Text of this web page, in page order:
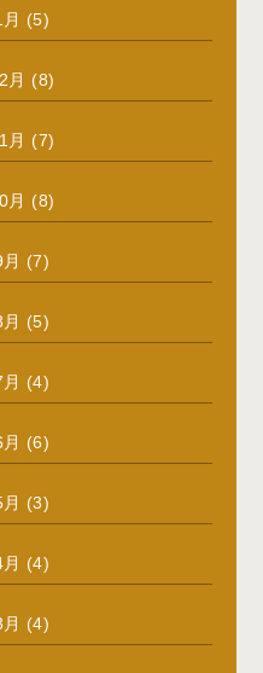
(5)
月 (8)
月 (7)
月 (8)
(7)
(5)
(4)
(6)
(3)
(4)
(4)